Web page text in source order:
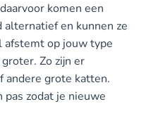
komen een
alternatief en kunnen ze
afstemt op jouw type
Zo zijn er
andere grote katten.
pas zodat je nieuwe